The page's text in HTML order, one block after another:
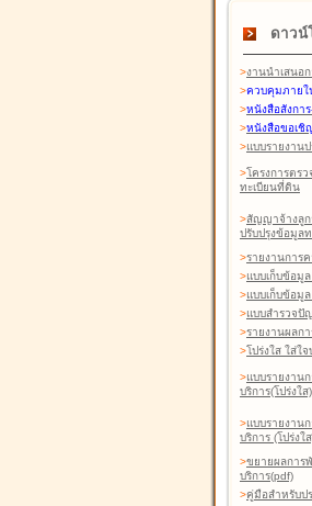
ดาวน์
>งานนำเสนอ
>ควบคุมภายใ
>หนังสือสังกา
>หนังสือขอเชิ
>แบบรายงาน
>โครงการตร
ทะเบียนที่ดิน
>สัญญาจ้างลูก
ปรับปรุงข้อมูล
>รายงานการ
>แบบเก็บข้อมู
>แบบเก็บข้อมู
>แบบสำรวจปั
>รายงานผลก
>โปร่งใส ใส่ใ
>แบบรายงา
บริการ(โปร่งใส
>แบบรายงา
บริการ (โปร่งใ
>ขยายผลกา
บริการ(pdf)
>คู่มือสำหรับป